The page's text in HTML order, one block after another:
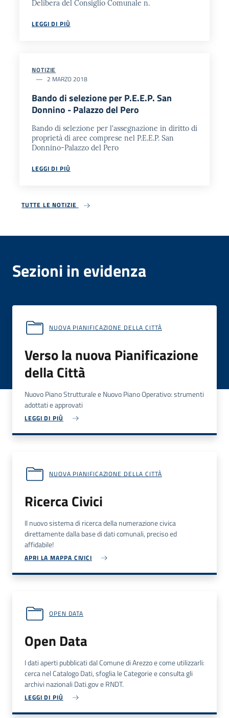
Delibera del Consiglio Comunale n.
LEGGI DI PIÙ
NOTIZIE
2 MARZO 2018
Bando di selezione per P.E.E.P. San
Donnino - Palazzo del Pero
Bando di selezione per l'assegnazione in diritto di
proprietà di aree comprese nel P.E.E.P. San
Donnino-Palazzo del Pero
LEGGI DI PIÙ
TUTTE LE NOTIZIE
Sezioni in evidenza
NUOVA PIANIFICAZIONE DELLA CITTÀ
Verso la nuova Pianificazione
della Città
Nuovo Piano Strutturale e Nuovo Piano Operativo: strumenti
adottati e approvati
LEGGI DI PIÙ
NUOVA PIANIFICAZIONE DELLA CITTÀ
Ricerca Civici
Il nuovo sistema di ricerca della numerazione civica
direttamente dalla base di dati comunali, preciso ed
affidabile!
APRI LA MAPPA CIVICI
OPEN DATA
Open Data
I dati aperti pubblicati dal Comune di Arezzo e come utilizzarli:
cerca nel Catalogo Dati, sfoglia le Categorie e consulta gli
archivi nazionali Dati.gov e RNDT.
LEGGI DI PIÙ